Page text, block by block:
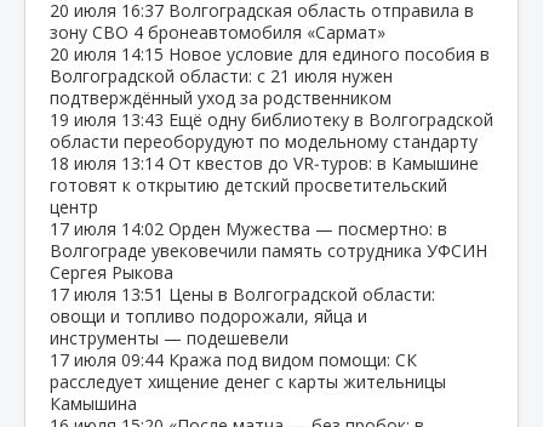
20 июля 16:37 Волгоградская область отправила в
зону СВО 4 бронеавтомобиля «Сармат»
20 июля 14:15 Новое условие для единого пособия в
Волгоградской области: с 21 июля нужен
подтверждённый уход за родственником
19 июля 13:43 Ещё одну библиотеку в Волгоградской
области переоборудуют по модельному стандарту
18 июля 13:14 От квестов до VR‑туров: в Камышине
готовят к открытию детский просветительский
центр
17 июля 14:02 Орден Мужества — посмертно: в
Волгограде увековечили память сотрудника УФСИН
Сергея Рыкова
17 июля 13:51 Цены в Волгоградской области:
овощи и топливо подорожали, яйца и
инструменты — подешевели
17 июля 09:44 Кража под видом помощи: СК
расследует хищение денег с карты жительницы
Камышина